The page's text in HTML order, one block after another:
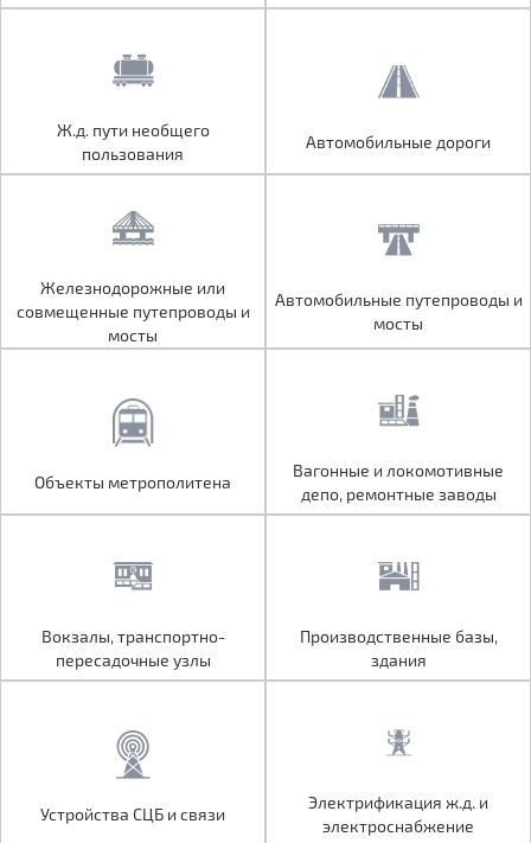
Ж.д. пути необщего
пользования
Автомобильные дороги
Железнодорожные или
совмещенные путепроводы и
мосты
Автомобильные путепроводы и
мосты
Вагонные и локомотивные
Вокзалы, транспортно-
пересадочные узлы
Производственные базы,
Электрификация ж.д. и
электроснабжение
Ж.д. пути необщего
пользования
Автомобильные дороги
Железнодорожные или
совмещенные путепроводы и
мосты
Автомобильные путепроводы и
мосты
Объекты метрополитена
Вагонные и локомотивные
депо, ремонтные заводы
Вокзалы, транспортно-
пересадочные узлы
Производственные базы,
здания
Устройства СЦБ и связи
Электрификация ж.д. и
электроснабжение